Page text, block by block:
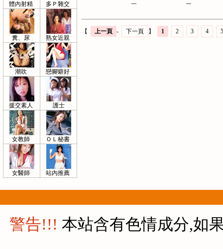
體內射精 多Ｐ雜交
糞、尿 熟女近親
潮吹 戀腳癖好
援交素人 護士
女教師 ＯＬ秘書
女醫師 站內推薦
【 上一頁 - 下一頁 】 1 2 3 4 5
警告!!! 本站含有色情成分,如